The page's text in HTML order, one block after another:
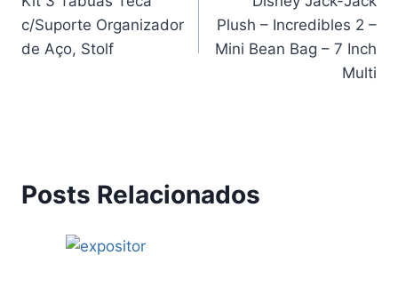
de
Post
c/Suporte Organizador
de Aço, Stolf
Plush – Incredibles 2 –
Mini Bean Bag – 7 Inch
Multi
Posts Relacionados